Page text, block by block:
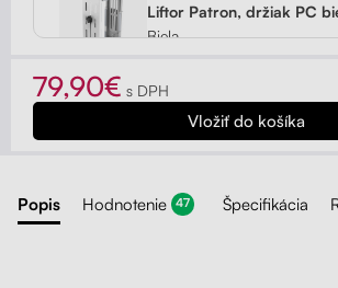
Liftor Patron, držiak PC
Biela
79,90€ s DPH
Popis Hodnotenie 47 Špecifikácia